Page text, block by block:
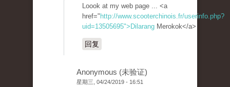
Loook at my web page ... <a
href=" http://www.scooterchinois.fr/userinfo.php?
uid=13505695">Dilarang Merokok</a>
回复
Anonymous (未验证)
星期三, 04/24/2019 - 16:51